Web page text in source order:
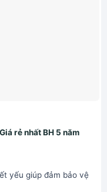
rẻ nhất BH 5 năm
yếu giúp đảm bảo vệ